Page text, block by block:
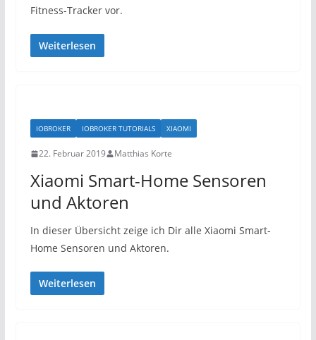
Fitness-Tracker vor.
Weiterlesen
IOBROKER IOBROKER TUTORIALS XIAOMI
22. Februar 2019 Matthias Korte
Xiaomi Smart-Home Sensoren
und Aktoren
In dieser Übersicht zeige ich Dir alle Xiaomi Smart-
Home Sensoren und Aktoren.
Weiterlesen